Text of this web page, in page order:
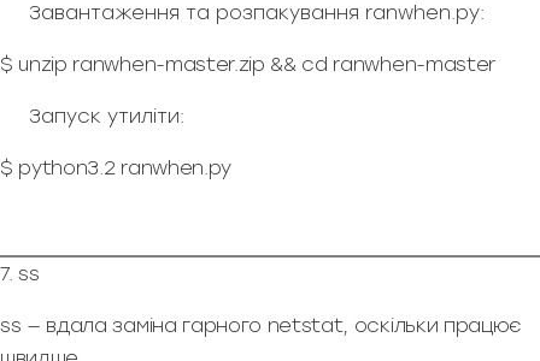
Завантаження та розпакування ranwhen.py:
$ unzip ranwhen-master.zip && cd ranwhen-master
Запуск утиліти:
$ python3.2 ranwhen.py
7. ss
ss — вдала заміна гарного netstat, оскільки працює